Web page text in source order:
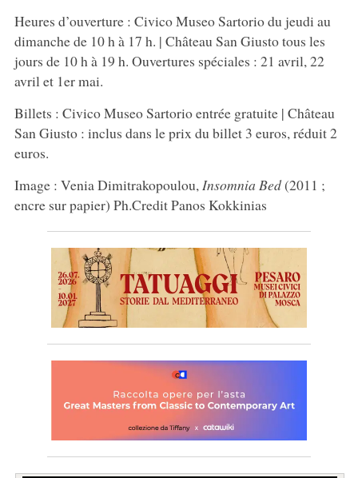
Heures d’ouverture : Civico Museo Sartorio du jeudi au
dimanche de 10 h à 17 h. | Château San Giusto tous les
jours de 10 h à 19 h. Ouvertures spéciales : 21 avril, 22
avril et 1er mai.
Billets : Civico Museo Sartorio entrée gratuite | Château
San Giusto : inclus dans le prix du billet 3 euros, réduit 2
euros.
Image : Venia Dimitrakopoulou, Insomnia Bed(2011 ;
encre sur papier) Ph.Credit Panos Kokkinias